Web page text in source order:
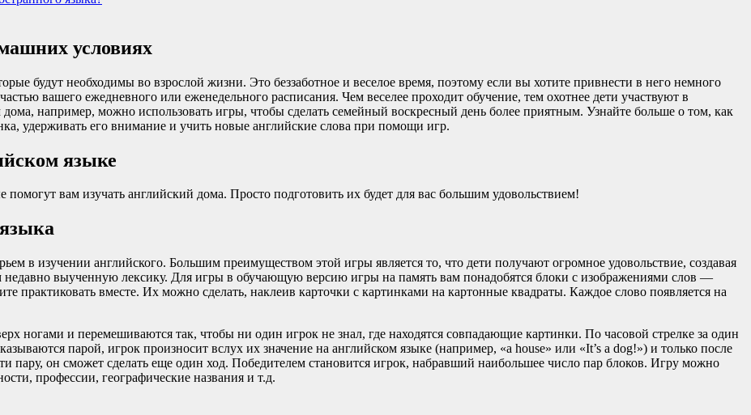
условиях
будут необходимы во взрослой жизни. Это беззаботное и веселое время, поэтому если вы хотите привнести в него немного
вашего ежедневного или еженедельного расписания. Чем веселее проходит обучение, тем охотнее дети участвуют в
например, можно использовать игры, чтобы сделать семейный воскресный день более приятным. Узнайте больше о том, как
удерживать его внимание и учить новые английские слова при помощи игр.
языке
вам изучать английский дома. Просто подготовить их будет для вас большим удовольствием!
в изучении английского. Большим преимуществом этой игры является то, что дети получают огромное удовольствие, создавая
недавно выученную лексику. Для игры в обучающую версию игры на память вам понадобятся блоки с изображениями слов —
практиковать вместе. Их можно сделать, наклеив карточки с картинками на картонные квадраты. Каждое слово появляется на
ногами и перемешиваются так, чтобы ни один игрок не знал, где находятся совпадающие картинки. По часовой стрелке за один
парой, игрок произносит вслух их значение на английском языке (например, «a house» или «It’s a dog!») и только после
пару, он сможет сделать еще один ход. Победителем становится игрок, набравший наибольшее число пар блоков. Игру можно
профессии, географические названия и т.д.